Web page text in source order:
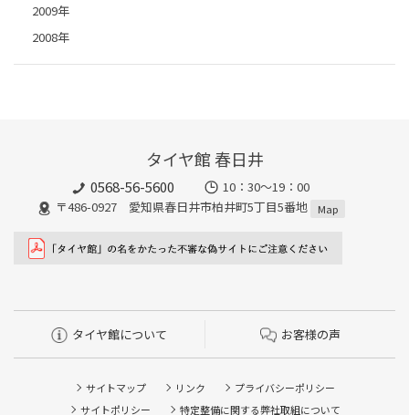
2009年
2008年
タイヤ館 春日井
0568-56-5600
10：30～19：00
〒486-0927 愛知県春日井市柏井町5丁目5番地
Map
タイヤ館について お客様の声
サイトマップ リンク
プライバシーポリシー
サイトポリシー
特定整備に関する弊社取組について